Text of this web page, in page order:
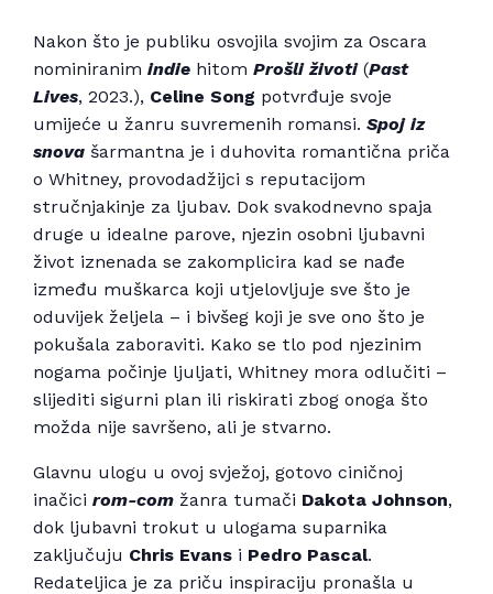
Nakon što je publiku osvojila svojim za Oscara
nominiranim indie hitom Prošli životi(Past
Lives, 2023.), Celine Song potvrđuje svoje
umijeće u žanru suvremenih romansi. Spoj iz
snova šarmantna je i duhovita romantična priča
o Whitney, provodadžijci s reputacijom
stručnjakinje za ljubav. Dok svakodnevno spaja
druge u idealne parove, njezin osobni ljubavni
život iznenada se zakomplicira kad se nađe
između muškarca koji utjelovljuje sve što je
oduvijek željela – i bivšeg koji je sve ono što je
pokušala zaboraviti. Kako se tlo pod njezinim
nogama počinje ljuljati, Whitney mora odlučiti –
slijediti sigurni plan ili riskirati zbog onoga što
možda nije savršeno, ali je stvarno.
Glavnu ulogu u ovoj svježoj, gotovo ciničnoj
inačici rom-com žanra tumači Dakota Johnson,
dok ljubavni trokut u ulogama suparnika
zaključuju Chris Evans i Pedro Pascal.
Redateljica je za priču inspiraciju pronašla u